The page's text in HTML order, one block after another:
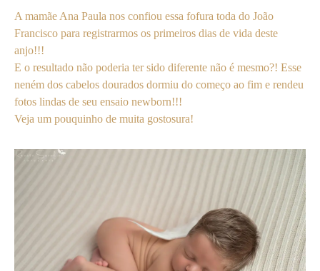
A mamãe Ana Paula nos confiou essa fofura toda do João
Francisco para registrarmos os primeiros dias de vida deste
anjo!!!
E o resultado não poderia ter sido diferente não é mesmo?! Esse
neném dos cabelos dourados dormiu do começo ao fim e rendeu
fotos lindas de seu ensaio newborn!!!
Veja um pouquinho de muita gostosura!